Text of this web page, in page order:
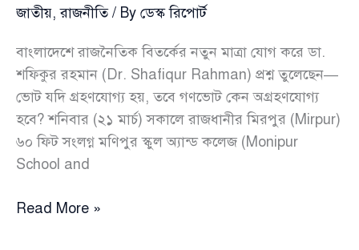
জাতীয়,রাজনীতি/ By ডেস্ক রিপোর্ট
বাংলাদেশে রাজনৈতিক বিতর্কের নতুন মাত্রা যোগ করে ডা.
শফিকুর রহমান (Dr. Shafiqur Rahman) প্রশ্ন তুলেছেন—
ভোট যদি গ্রহণযোগ্য হয়, তবে গণভোট কেন অগ্রহণযোগ্য
হবে? শনিবার (২১ মার্চ) সকালে রাজধানীর মিরপুর (Mirpur)
৬০ ফিট সংলগ্ন মণিপুর স্কুল অ্যান্ড কলেজ (Monipur
School and
ভোট
Read More »